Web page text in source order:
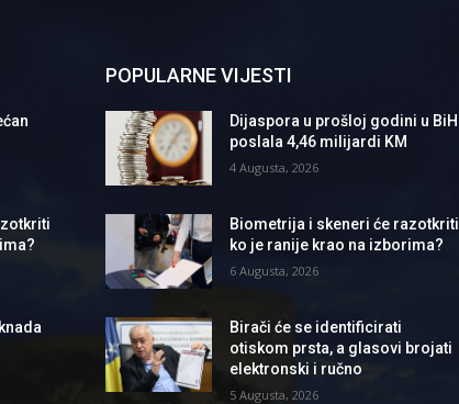
POPULARNE VIJESTI
Dijaspora u prošloj godini u BiH
poslala 4,46 milijardi KM
4 Augusta, 2026
Biometrija i skeneri će razotkriti
ko je ranije krao na izborima?
6 Augusta, 2026
Birači će se identificirati
otiskom prsta, a glasovi brojati
elektronski i ručno
5 Augusta, 2026